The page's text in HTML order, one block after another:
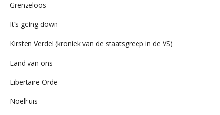
Grenzeloos
It’s going down
Kirsten Verdel (kroniek van de staatsgreep in de VS)
Land van ons
Libertaire Orde
Noelhuis